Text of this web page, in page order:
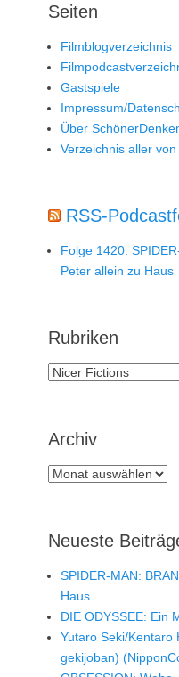
Seiten
Filmblogverzeichnis
Gastspiele
Impressum/
Über
Verzeichnis aller
RSS-
Folge 1420:
Peter allein zu Haus
Rubriken
Rubriken
Archiv
Archiv
Neueste
SPIDER-MAN:
Haus
DIE ODYSSEE: Ein
Yutaro Seki/Kentaro
gekijoban)